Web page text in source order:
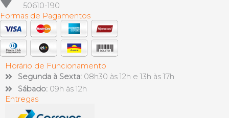
50610-190
Formas de Pagamentos
Horário de Funcionamento
Segunda à Sexta: 08h30 às 12h e 13h às 17h
Sábado: 09h às 12h
Entregas